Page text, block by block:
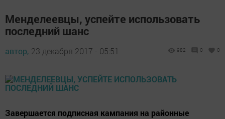
Менделеевцы, успейте использовать
последний шанс
автор, 23 декабря 2017 - 05:51 982 0 0
Завершается подписная кампания на районные